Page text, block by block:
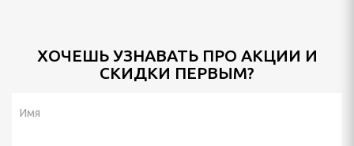
ХОЧЕШЬ УЗНАВАТЬ ПРО АКЦИИ И
СКИДКИ ПЕРВЫМ?